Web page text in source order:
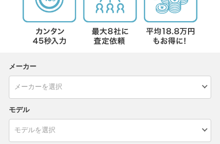
メーカー
モデル